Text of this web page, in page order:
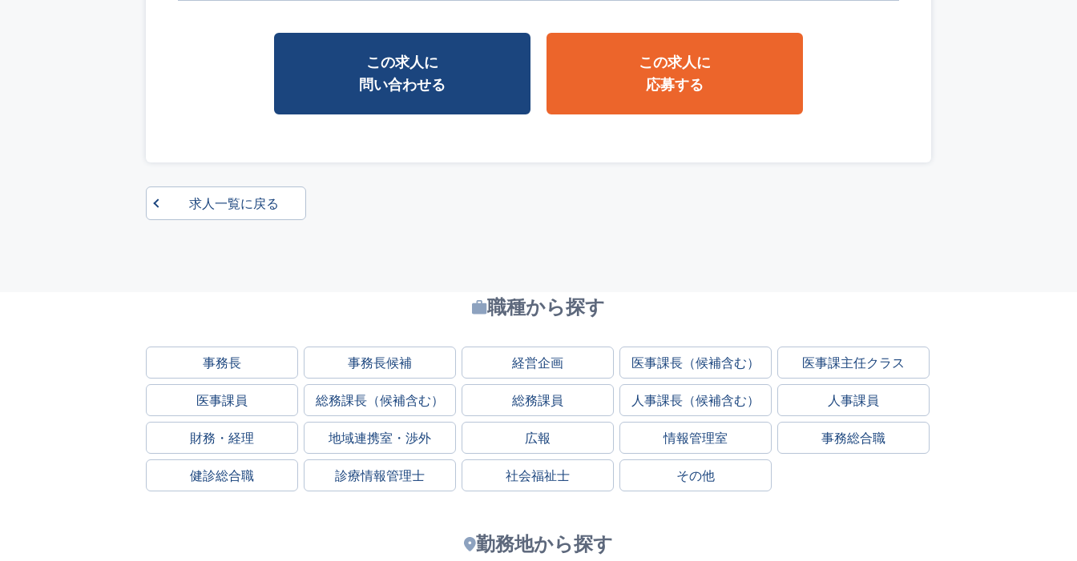
この求人に
問い合わせる
この求人に
応募する
求人一覧に戻る
職種から探す
事務長 事務長候補 経営企画 医事課長（候補含む） 医事課主任クラス
医事課員 総務課長（候補含む） 総務課員 人事課長（候補含む） 人事課員
財務・経理 地域連携室・渉外 広報 情報管理室 事務総合職
健診総合職 診療情報管理士 社会福祉士 その他
勤務地から探す